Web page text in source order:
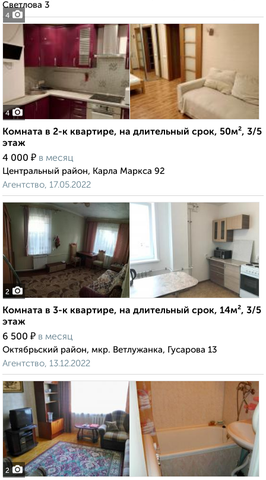
4
Светлова 3
4
Комната в 2-к квартире, на длительный срок, 50м², 3/5
этаж
4 000 ₽ в месяц
Центральный район, Карла Маркса 92
Агентство, 17.05.2022
2
Комната в 3-к квартире, на длительный срок, 14м², 3/5
этаж
6 500 ₽ в месяц
Октябрьский район, мкр. Ветлужанка, Гусарова 13
Агентство, 13.12.2022
2